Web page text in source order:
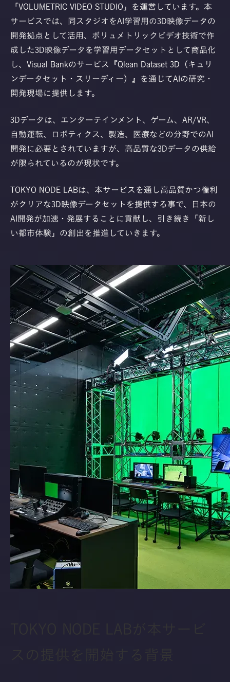
「VOLUMETRIC VIDEO STUDIO」を運営しています。本
サービスでは、同スタジオをAI学習用の3D映像データの
開発拠点として活用、ボリュメトリックビデオ技術で作
成した3D映像データを学習用データセットとして商品化
し、Visual Bankのサービス『Qlean Dataset 3D（キュリ
ンデータセット・スリーディー）』を通じてAIの研究・
開発現場に提供します。
3Dデータは、エンターテインメント、ゲーム、AR/VR、
自動運転、ロボティクス、製造、医療などの分野でのAI
開発に必要とされていますが、高品質な3Dデータの供給
が限られているのが現状です。
TOKYO NODE LABは、本サービスを通し高品質かつ権利
がクリアな3D映像データセットを提供する事で、日本の
AI開発が加速・発展することに貢献し、引き続き「新し
い都市体験」の創出を推進していきます。